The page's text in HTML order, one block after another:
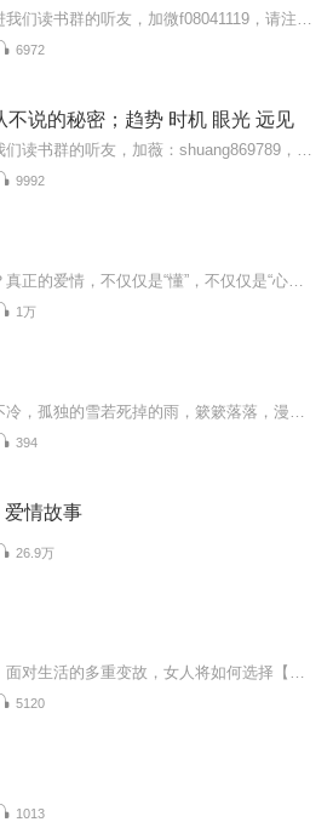
6972
不说的秘密；趋势 时机 眼光 远见
9992
1万
394
爱情故事
26.9万
5120
1013